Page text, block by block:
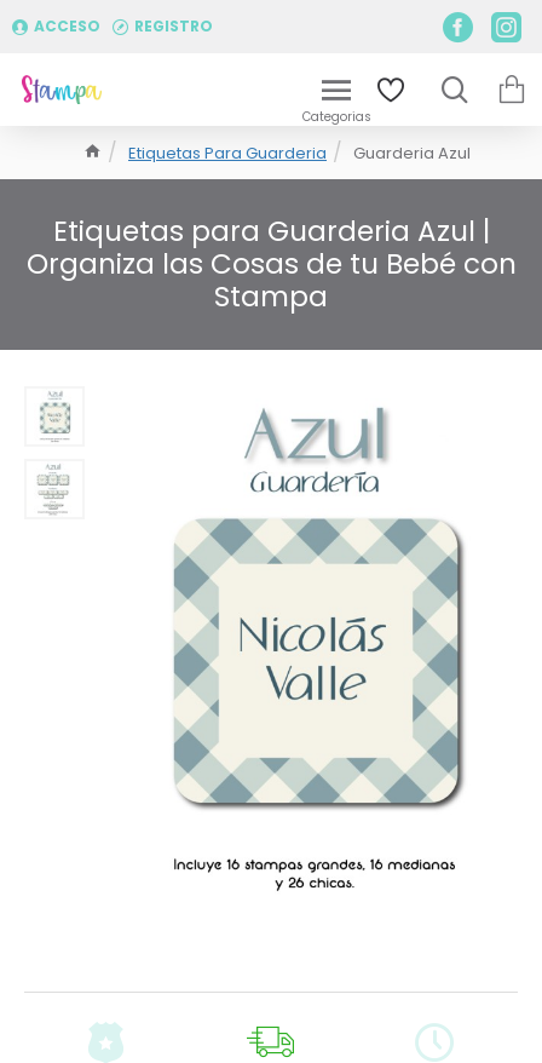
ACCESO REGISTRO
Etiquetas Para Guarderia Guarderia Azul
Etiquetas para Guarderia Azul |
Organiza las Cosas de tu Bebé con
Stampa